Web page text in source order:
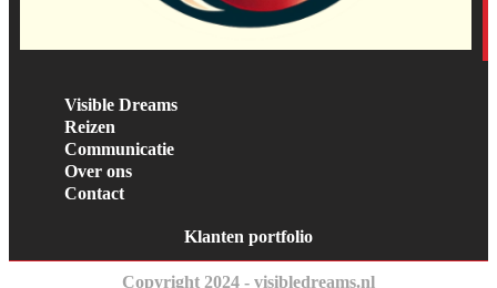
Visible Dreams
Reizen
Communicatie
Over ons
Contact
Klanten portfolio
Copyright 2024 - visibledreams.nl